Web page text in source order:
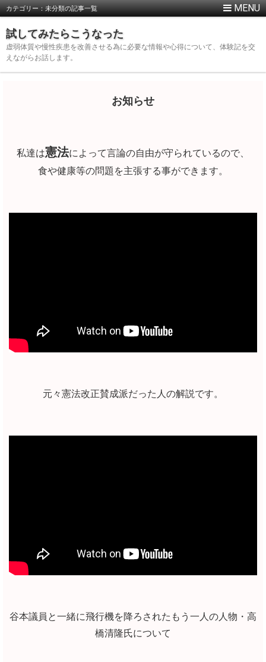
カテゴリー：未分類の記事一覧
試してみたらこうなった
虚弱体質や慢性疾患を改善させる為に必要な情報や心得について、体験記を交
えながらお話します。
お知らせ
私達は憲法によって言論の自由が守られているので、
食や健康等の問題を主張する事ができます。
元々憲法改正賛成派だった人の解説です。
谷本議員と一緒に飛行機を降ろされたもう一人の人物・高
橋清隆氏について